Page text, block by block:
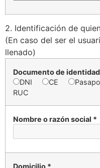
2. Identificación de
(En caso del ser el
llenado)
Documento de
DNI
CE
RUC
Nombre o razón social *
Domicilio *